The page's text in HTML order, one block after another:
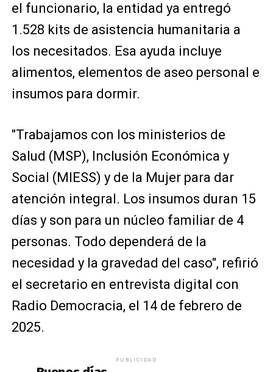
el funcionario, la entidad ya entregó
1.528 kits de asistencia humanitaria a
los necesitados. Esa ayuda incluye
alimentos, elementos de aseo personal e
insumos para dormir.
"Trabajamos con los ministerios de
Salud (MSP), Inclusión Económica y
Social (MIESS) y de la Mujer para dar
atención integral. Los insumos duran 15
días y son para un núcleo familiar de 4
personas. Todo dependerá de la
necesidad y la gravedad del caso", refirió
el secretario en entrevista digital con
Radio Democracia, el 14 de febrero de
2025.
PUBLICIDAD